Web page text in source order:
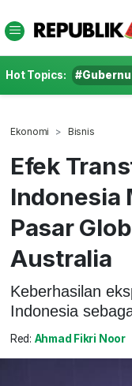
Hot Topics:
Ekonomi Bisnis
Efek
Indonesia
Pasar
Australia
Keberhasilan
Indonesia
Red: Ahmad Fikri Noor